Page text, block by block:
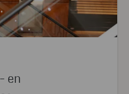
en